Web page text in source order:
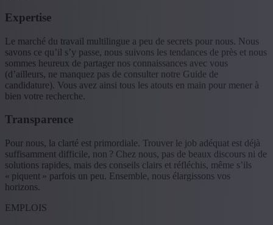
Expertise
Le marché du travail multilingue a peu de secrets pour nous. Nous
savons ce qu’il s’y passe, nous suivons les tendances de près et nous
sommes heureux de partager nos connaissances avec vous
(d’ailleurs, ne manquez pas de consulter notre Guide de
candidature). Vous avez ainsi tous les atouts en main pour mener à
bien votre recherche.
Transparence
Pour nous, la clarté est primordiale. Trouver le job adéquat est déjà
suffisamment difficile, non ? Chez nous, pas de beaux discours ni de
solutions rapides, mais des conseils clairs et réfléchis, même s’ils
« piquent » parfois un peu. Ensemble, nous élargissons vos
horizons.
EMPLOIS